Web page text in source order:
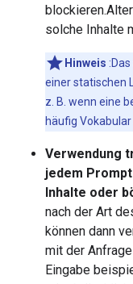
solche Inhalte
Hinweis
einer statischen
z. B. wenn eine
häufig
Verwendung
jedem
Inhalte oder
nach der Art
können dann
mit der
Eingabe